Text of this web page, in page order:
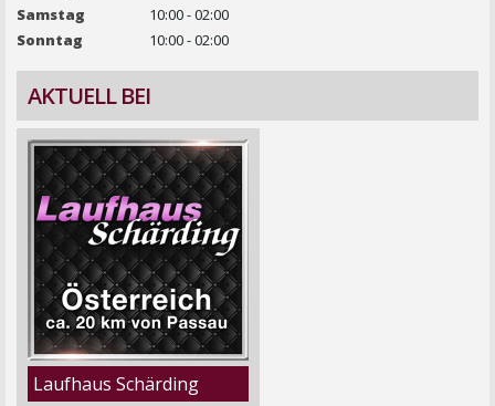
Samstag
10:00 - 02:00
Sonntag
10:00 - 02:00
AKTUELL BEI
Laufhaus Schärding